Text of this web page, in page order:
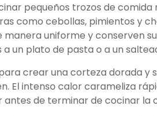
pequeños trozos de
como cebollas, pimientos y
manera uniforme y conserven
un plato de pasta o a un
crear una corteza dorada
El intenso calor carameliza
antes de terminar de cocinar